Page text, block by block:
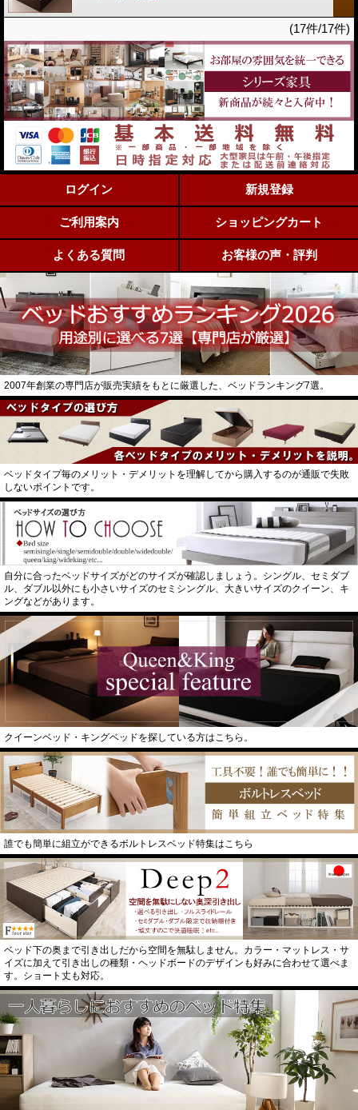
(17件/17件)
ログイン 新規登録
ご利用案内 ショッピングカート
よくある質問 お客様の声・評判
2007年創業の専門店が販売実績をもとに厳選した、ベッドランキング7選。
ベッドタイプ毎のメリット・デメリットを理解してから購入するのが通販で失敗
しないポイントです。
自分に合ったベッドサイズがどのサイズが確認しましょう。シングル、セミダブ
ル、ダブル以外にも小さいサイズのセミシングル、大きいサイズのクイーン、キ
ングなどがあります。
クイーンベッド・キングベッドを探している方はこちら。
誰でも簡単に組立ができるボルトレスベッド特集はこちら
ベッド下の奥まで引き出しだから空間を無駄しません。カラー・マットレス・サ
イズに加えて引き出しの種類・ヘッドボードのデザインも好みに合わせて選べま
す。ショート丈も対応。